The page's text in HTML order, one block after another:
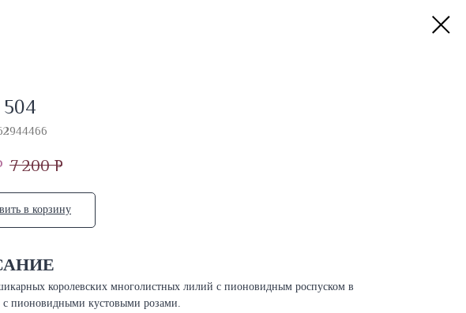
504
7 200 Р
в корзину
королевских многолистных лилий с пионовидным роспуском в
с пионовидными кустовыми розами.